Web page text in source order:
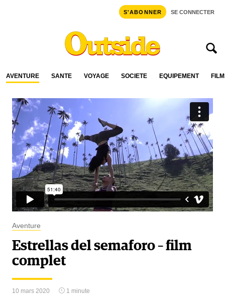
S'ABONNER SE CONNECTER
AVENTURE SANTÉ VOYAGE SOCIÉTÉ ÉQUIPEMENT
Aventure
Estrellas del semaforo – film
complet
10 mars 2020 1 minute